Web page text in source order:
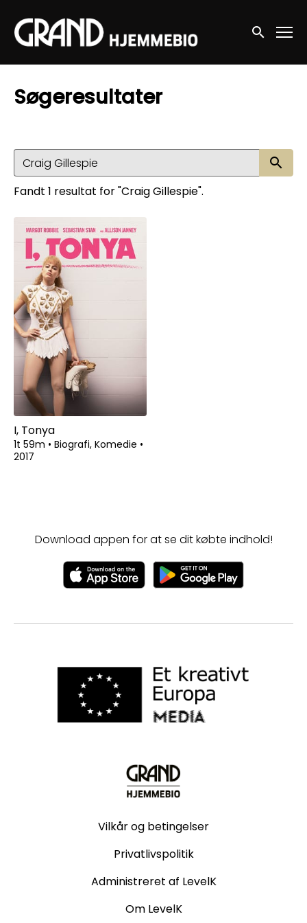
Accessibility Links
Søg nu
Søgeresultater
Fandt 1 resultat for "Craig Gillespie".
I, Tonya
1t 59m • Biografi, Komedie •
2017
Download appen for at se dit købte indhold!
Vilkår og betingelser
Privatlivspolitik
Administreret af LevelK
Om LevelK